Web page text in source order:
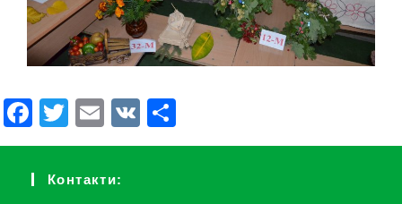
F
a
c
T
wi
tt
E
m
ail
V
K о
Контакти: